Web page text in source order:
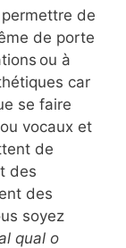
de
de porte
ou à
car
se faire
vocaux et
de
des
des
soyez
qual o